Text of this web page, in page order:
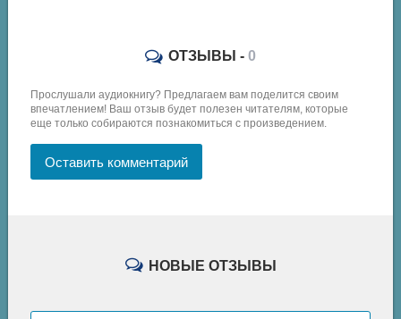
23 - Глава 5
24 - Глава 6
26 - Глава 8
30 - Глава 4
ОТЗЫВЫ - 0
Прослушали аудиокнигу? Предлагаем вам поделится своим
впечатлением! Ваш отзыв будет полезен читателям, которые
еще только собираются познакомиться с произведением.
Оставить комментарий
НОВЫЕ ОТЗЫВЫ